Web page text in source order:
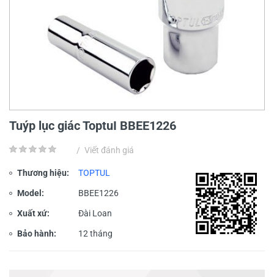
Tuýp lục giác ToptuI BBEE1226
/ Viết đánh giá
Thương hiệu: TOPTUL
Model: BBEE1226
Xuất xứ: Đài Loan
Bảo hành: 12 tháng